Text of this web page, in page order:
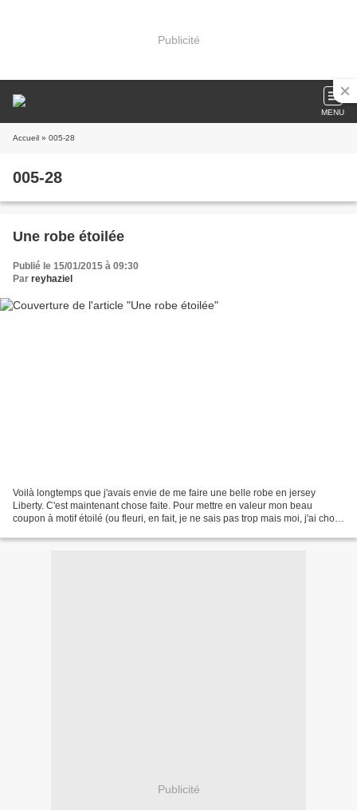
Publicité
MENU
Accueil » 005-28
005-28
Une robe étoilée
Publié le 15/01/2015 à 09:30
Par reyhaziel
Voilà longtemps que j'avais envie de me faire une belle robe en jersey
Liberty. C'est maintenant chose faite. Pour mettre en valeur mon beau
coupon à motif étoilé (ou fleuri, en fait, je ne sais pas trop mais moi, j'ai choisi
Publicité